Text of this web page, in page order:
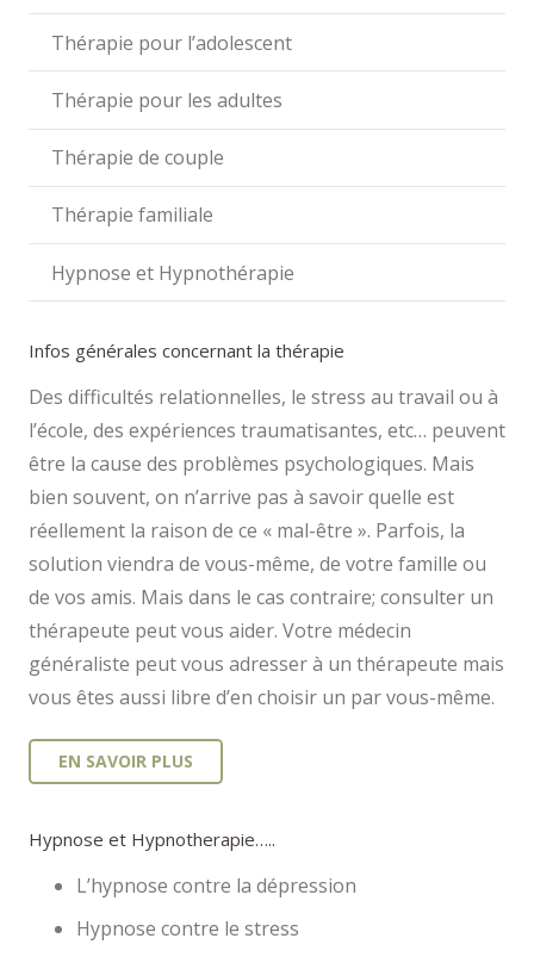
Thérapie pour l’adolescent
Thérapie pour les adultes
Thérapie de couple
Thérapie familiale
Hypnose et Hypnothérapie
Infos générales concernant la thérapie
Des difficultés relationnelles, le stress au travail ou à
l’école, des expériences traumatisantes, etc… peuvent
être la cause des problèmes psychologiques. Mais
bien souvent, on n’arrive pas à savoir quelle est
réellement la raison de ce « mal-être ». Parfois, la
solution viendra de vous-même, de votre famille ou
de vos amis. Mais dans le cas contraire; consulter un
thérapeute peut vous aider. Votre médecin
généraliste peut vous adresser à un thérapeute mais
vous êtes aussi libre d’en choisir un par vous-même.
EN SAVOIR PLUS
Hypnose et Hypnotherapie…..
L’hypnose contre la dépression
Hypnose contre le stress